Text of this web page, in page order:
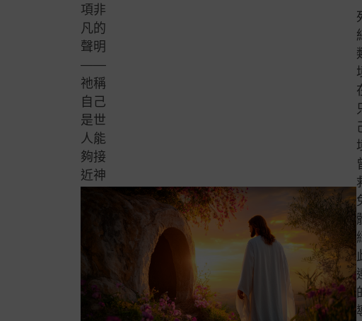
項非
凡的
聲明
——
祂稱
自己
是世
人能
夠接
近神
道祂